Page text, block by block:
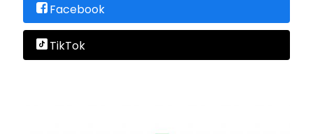
Facebook
TikTok